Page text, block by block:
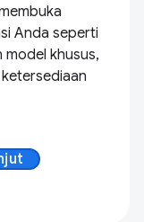
Anda seperti
model khusus,